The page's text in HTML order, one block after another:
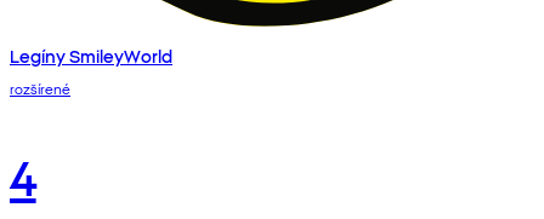
Legíny SmileyWorld
rozšírené
4